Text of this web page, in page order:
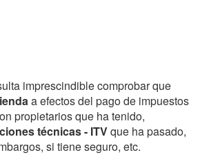
imprescindible comprobar que
a efectos del pago de impuestos
propietarios que ha tenido,
técnicas - ITVque ha pasado,
si tiene seguro, etc.